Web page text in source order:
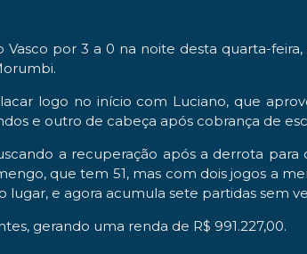
por 3 a 0 na noite desta quarta-
logo no início com Luciano, que
e outro de cabeça após cobrança de
a recuperação após a derrota
que tem 51, mas com dois jogos a
e agora acumula sete partidas sem
gerando uma renda de R$ 991.227,00.